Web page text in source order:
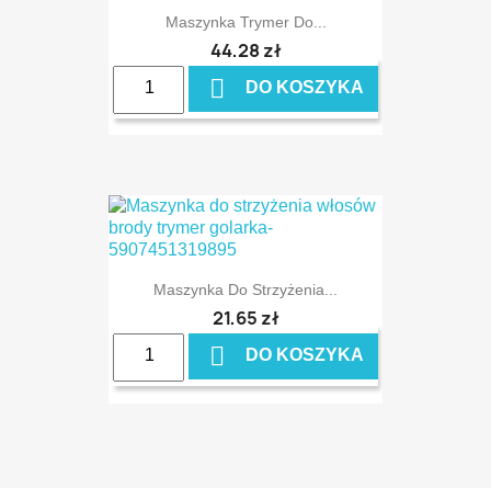
Maszynka Trymer Do...
44,28 zł
 DO KOSZYKA
Maszynka Do Strzyżenia...
21,65 zł
 DO KOSZYKA